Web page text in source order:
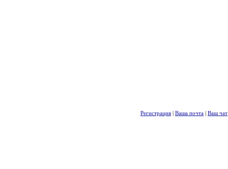
Регистрация | Ваша почта | Ваш чат